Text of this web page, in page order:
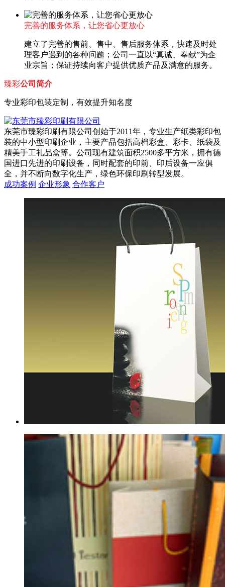
完善的服务体系，让您省心更放心
建立了完善的售前、售中、售后服务体系，快速及时处
理客户遇到的各种问题；公司一直以“真诚、奉献”为企
业宗旨；保证持续向客户提供优质产品及满意的服务。
臻彩公司简介
专业彩印包装定制，有效提升知名度
东莞市臻彩印刷有限公司创始于2011年，专业生产纸类彩印包
装的中小型印刷企业，主要产品包括高档彩盒、彩卡、纸袋及
精美手工礼品盒等。公司现有建筑面积2500多平方米，拥有德
国进口先进的印刷设备，同时配套的印前、印后设备一应俱
全，并不断向数字化生产，绿色环保印刷转型发展。
成功案例 企业形象 合作客户